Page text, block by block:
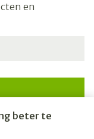
beter te
en
in voor onze